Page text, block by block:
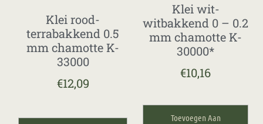
Klei rood-
terrabakkend 0.5
mm chamotte K-
33000
€12,09
Klei wit-
witbakkend 0 – 0.2
mm chamotte K-
30000*
€10,16
Toevoegen Aan